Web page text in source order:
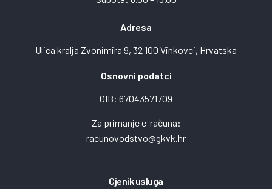
Adresa
Ulica kralja Zvonimira 9, 32 100 Vinkovci, Hrvatska
Osnovni podatci
OIB: 67043571709
Za primanje e-računa:
racunovodstvo@gkvk.hr
Cjenik usluga